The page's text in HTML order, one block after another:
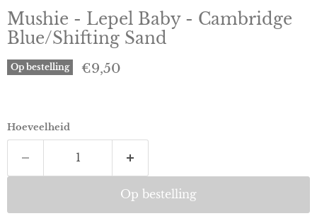
Mushie - Lepel Baby - Cambridge
Blue/Shifting Sand
Op bestelling Huidige prijs
€9,50
Hoeveelheid
Op bestelling